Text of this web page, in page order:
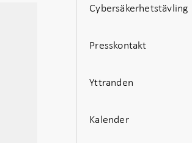
Cybersäkerhetstävling
Presskontakt
Yttranden
Kalender